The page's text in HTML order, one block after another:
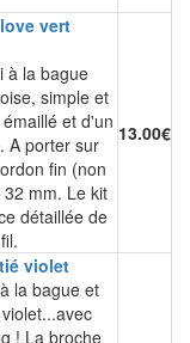
vert
à la bague
simple et
et d'un
A porter sur
fin (non
mm. Le kit
détaillée de
13.00€
violet
la bague et
! La broche